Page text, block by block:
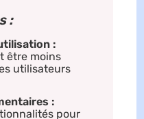
:
:
être moins
utilisateurs
:
pour